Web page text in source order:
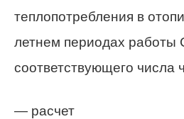
теплопотребления в
летнем периодах работы
соответствующего числа
— расчет